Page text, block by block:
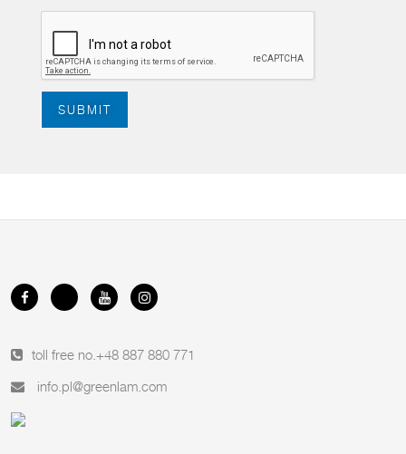
SUBMIT
toll free no. +48 887 880 771
info.pl@greenlam.com